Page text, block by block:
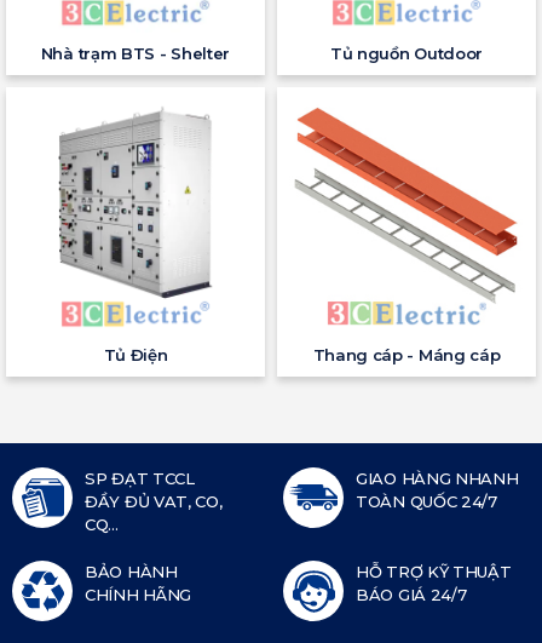
Nhà trạm BTS - Shelter Tủ nguồn Outdoor
Tủ Điện Thang cáp - Máng cáp
SP ĐẠT TCCL
ĐẦY ĐỦ VAT, CO,
CQ...
GIAO HÀNG NHANH
TOÀN QUỐC 24/7
BẢO HÀNH
CHÍNH HÃNG
HỖ TRỢ KỸ THUẬT
BÁO GIÁ 24/7